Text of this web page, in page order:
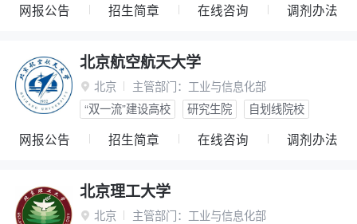
网报公告 招生简章 在线咨询 调剂办法
北京航空航天大学
 北京 主管部门： 工业与信息化部
“双一流”建设高校
研究生院 自划线院校
网报公告 招生简章 在线咨询 调剂办法
北京理工大学
 北京 主管部门： 工业与信息化部